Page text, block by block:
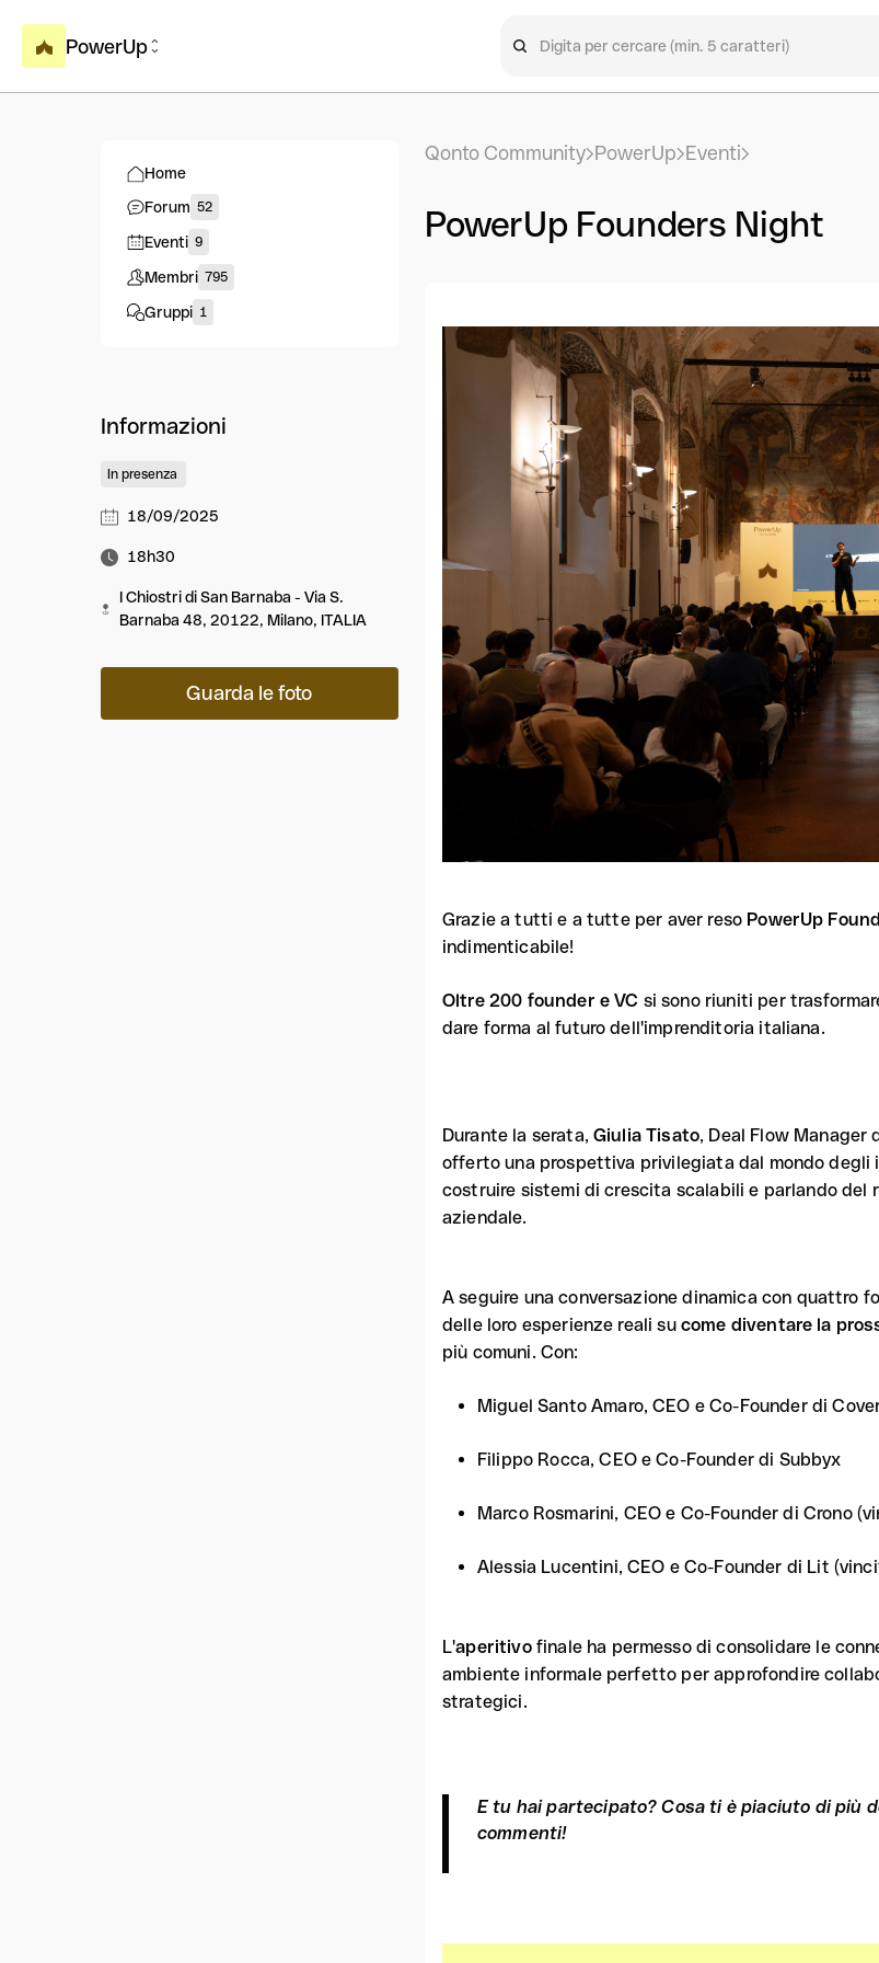
PowerUp
Home
Forum 52
Eventi 9
Membri 795
Gruppi 1
Informazioni
In presenza
18/09/2025
18h30
I Chiostri di San Barnaba - Via S.
Barnaba 48, 20122, Milano, ITALIA
Guarda le foto
Qonto Community PowerUp Eventi
PowerUp Founders Night
Grazie a tutti e a tutte per aver reso PowerUp
indimenticabile!
Oltre 200 founder e VC si sono riuniti per
dare forma al futuro dell'imprenditoria italiana.
Durante la serata,Giulia Tisato, Deal Flow Manager
offerto una prospettiva privilegiata dal mondo
costruire sistemi di crescita scalabili e parlando del
aziendale.
A seguire una conversazione dinamica con quattro
delle loro esperienze reali su come diventare la
più comuni. Con:
Miguel Santo Amaro, CEO e Co-Founder di
Filippo Rocca, CEO e Co-Founder di Subbyx
Marco Rosmarini, CEO e Co-Founder di Crono
Alessia Lucentini, CEO e Co-Founder di Lit
L'aperitivo finale ha permesso di consolidare le
ambiente informale perfetto per approfondire
strategici.
E tu hai partecipato? Cosa ti è piaciuto di più
commenti!